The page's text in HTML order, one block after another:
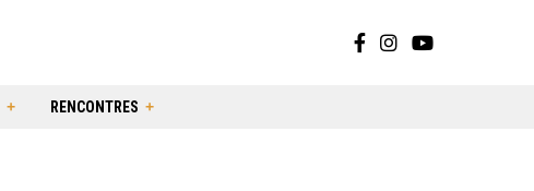
RENCONTRES